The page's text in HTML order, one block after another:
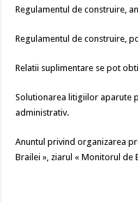
Regulamentul de construire,
Regulamentul de construire,
Relatii suplimentare se pot
Solutionarea litigiilor aparute
administrativ.
Anuntul privind organizarea
Brailei », ziarul « Monitorul de